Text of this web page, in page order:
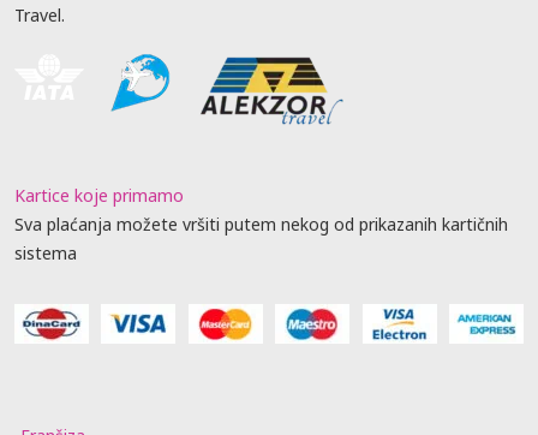
Travel.
Kartice koje primamo
Sva plaćanja možete vršiti putem nekog od prikazanih kartičnih
sistema